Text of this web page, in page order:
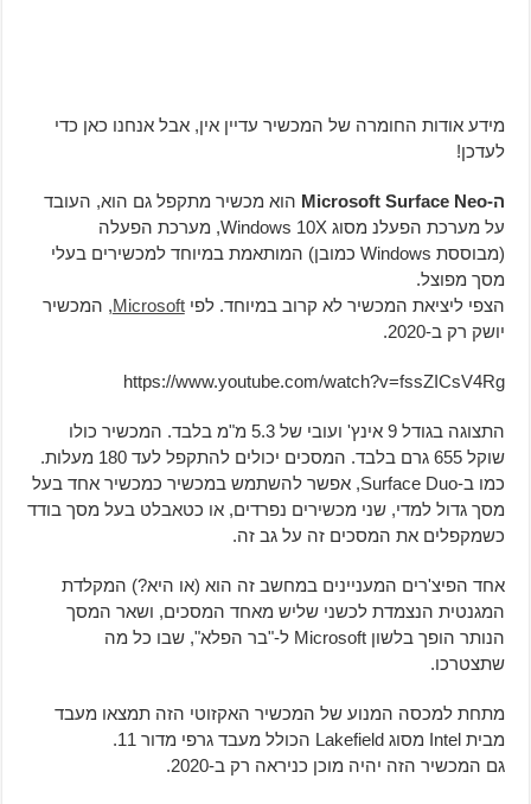
מידע אודות החומרה של המכשיר עדיין אין, אבל אנחנו כאן כדי
לעדכן!
ה-Microsoft Surface Neo
הוא מכשיר מתקפל גם הוא, העובד
על מערכת הפעלנ מסוג Windows 10X, מערכת הפעלה
(מבוססת Windows כמובן) המותאמת במיוחד למכשירים בעלי
מסך מפוצל.
הצפי ליציאת המכשיר לא קרוב במיוחד. לפי Microsoft, המכשיר
יושק רק ב-2020.
https://www.youtube.com/watch?v=fssZICsV4Rg
התצוגה בגודל 9 אינץ' ועובי של 5.3 מ"מ בלבד. המכשיר כולו
שוקל 655 גרם בלבד. המסכים יכולים להתקפל לעד 180 מעלות.
כמו ב-Surface Duo, אפשר להשתמש במכשיר כמכשיר אחד בעל
מסך גדול למדי, שני מכשירים נפרדים, או כטאבלט בעל מסך בודד
כשמקפלים את המסכים זה על גב זה.
אחד הפיצ'רים המעניינים במחשב זה הוא (או היא?) המקלדת
המגנטית הנצמדת לכשני שליש מאחד המסכים, ושאר המסך
הנותר הופך בלשון Microsoft ל-"בר הפלא", שבו כל מה
שתצטרכו.
מתחת למכסה המנוע של המכשיר האקזוטי הזה תמצאו מעבד
מבית Intel מסוג Lakefield הכולל מעבד גרפי מדור 11.
גם המכשיר הזה יהיה מוכן כניראה רק ב-2020.